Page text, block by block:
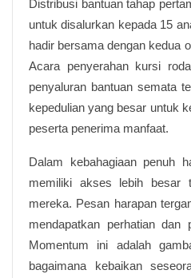
Distribusi bantuan tahap
untuk disalurkan kepada 15
hadir bersama dengan kedua
Acara penyerahan kursi
penyaluran bantuan semata
kepedulian yang besar untuk
peserta penerima manfaat.
Dalam kebahagiaan penuh
memiliki akses lebih besar
mereka. Pesan harapan
mendapatkan perhatian dan
Momentum ini adalah
bagaimana kebaikan